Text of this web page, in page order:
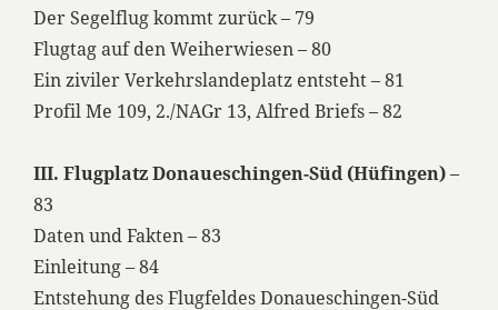
Der Segelflug kommt zurück – 79
Flugtag auf den Weiherwiesen – 80
Ein ziviler Verkehrslandeplatz entsteht – 81
Profil Me 109, 2./NAGr 13, Alfred Briefs – 82
III. Flugplatz Donaueschingen-Süd (Hüfingen)–
83
Daten und Fakten – 83
Einleitung – 84
Entstehung des Flugfeldes Donaueschingen-Süd